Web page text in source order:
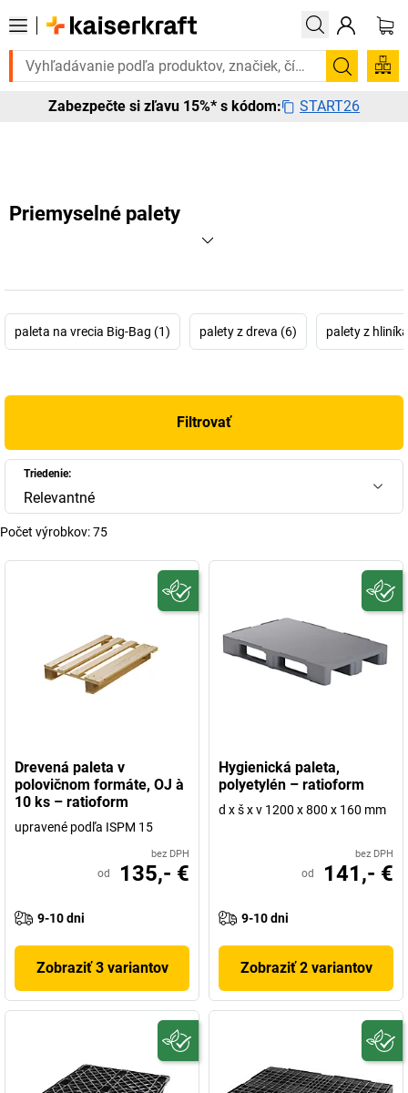
to urgentne? Vybrané bestsellery doručíme do 72 hodín. Objavte
Zabezpečte si zľavu 15%* s kódom: START26
Priemyselné palety
paleta na vrecia Big-Bag (1) palety z dreva (6) palety z
Filtrovať
Triedenie:
Relevantné
Počet výrobkov:75
Drevená paleta v
polovičnom formáte, OJ à
10 ks – ratioform
upravené podľa ISPM 15
bez DPH
od 135,- €
9-10 dni
Zobraziť 3 variantov
Hygienická paleta,
polyetylén – ratioform
d x š x v 1200 x 800 x 160 mm
bez DPH
od 141,- €
9-10 dni
Zobraziť 2 variantov